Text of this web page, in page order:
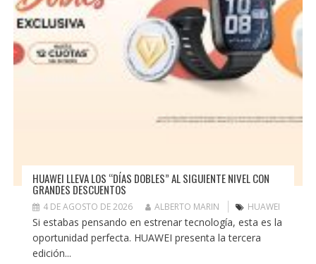
HUAWEI LLEVA LOS “DÍAS DOBLES” AL SIGUIENTE NIVEL CON
GRANDES DESCUENTOS
4 DE AGOSTO DE 2026 ALBERTO MARIN HUAWEI
Si estabas pensando en estrenar tecnología, esta es la
oportunidad perfecta. HUAWEI presenta la tercera
edición...